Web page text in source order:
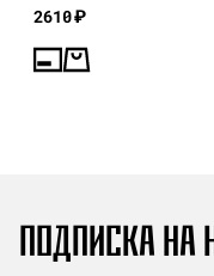
2610₽
ПОДПИСКА НА